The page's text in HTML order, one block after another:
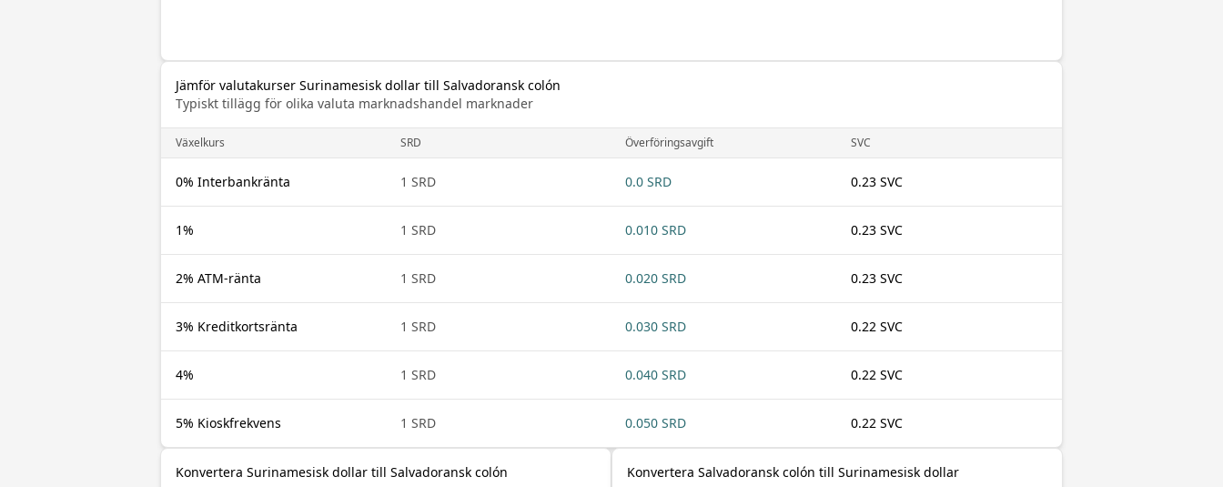
Jämför valutakurser Surinamesisk dollar till Salvadoransk colón
Typiskt tillägg för olika valuta marknadshandel marknader
Växelkurs SRD Överföringsavgift SVC
0% Interbankränta 1 SRD 0.0 SRD 0.23 SVC
1% 1 SRD 0.010 SRD 0.23 SVC
2% ATM-ränta 1 SRD 0.020 SRD 0.23 SVC
3% Kreditkortsränta 1 SRD 0.030 SRD 0.22 SVC
4% 1 SRD 0.040 SRD 0.22 SVC
5% Kioskfrekvens 1 SRD 0.050 SRD 0.22 SVC
Konvertera Surinamesisk dollar till Salvadoransk colón Konvertera Salvadoransk colón till Surinamesisk dollar